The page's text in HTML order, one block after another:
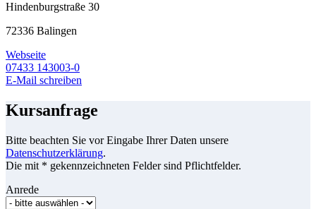
Hindenburgstraße 30
72336 Balingen
Webseite
07433 143003-0
E-Mail schreiben
Kursanfrage
Bitte beachten Sie vor Eingabe Ihrer Daten unsere
Datenschutzerklärung.
Die mit * gekennzeichneten Felder sind Pflichtfelder.
Anrede